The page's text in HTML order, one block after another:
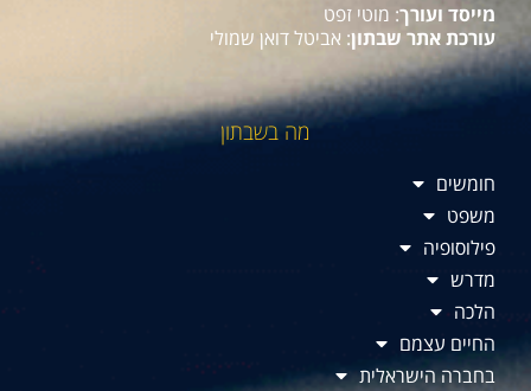
מייסד ועורך: מוטי זפט
עורכת אתר שבתון: אביטל דואן שמולי
מה בשבתון
חומשים
משפט
פילוסופיה
מדרש
הלכה
החיים עצמם
בחברה הישראלית